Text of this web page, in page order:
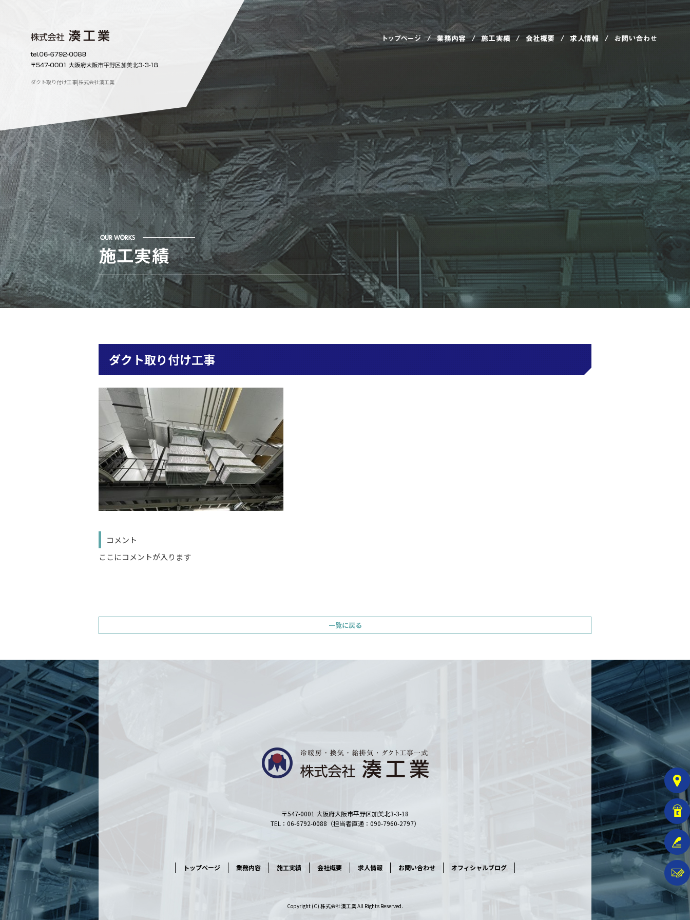
ダクト取り付け工事|株式会社湊工業
ダクト取り付け工事
コメント
ここにコメントが入ります
一覧に戻る
トップページ 業務内容 施工実績 会社概要 求人情報 お問い合わせ オフィシャルブログ
〒547-0001 大阪府大阪市平野区加美北3-3-18
TEL：06-6792-0088（担当者直通：090-7960-2797）
Copyright (C) 株式会社湊工業 All Rights Reserved.